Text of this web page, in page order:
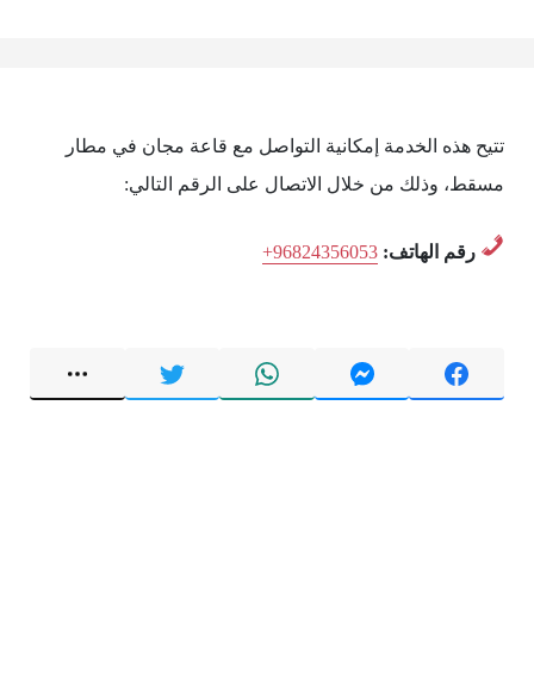
تتيح هذه الخدمة إمكانية التواصل مع قاعة مجان في مطار
مسقط، وذلك من خلال الاتصال على الرقم التالي:
رقم الهاتف: +96824356053